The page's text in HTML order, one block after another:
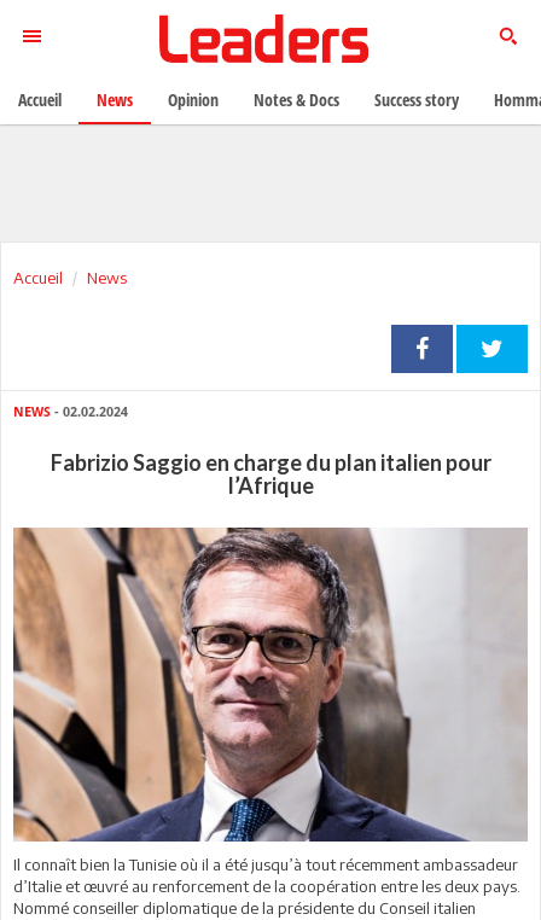
Accueil News
NEWS - 02.02.2024
Fabrizio Saggio en charge du plan italien pour
l’Afrique
Il connaît bien la Tunisie où il a été jusqu’à tout récemment ambassadeur
d’Italie et œuvré au renforcement de la coopération entre les deux pays.
Nommé conseiller diplomatique de la présidente du Conseil italien
Accueil News Opinion Notes & Docs Success story